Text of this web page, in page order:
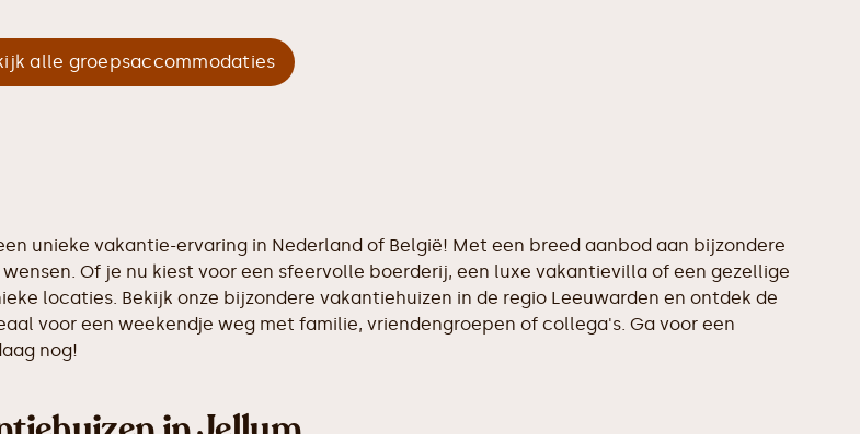
alle groepsaccommodaties
unieke vakantie-ervaring in Nederland of België! Met een breed aanbod aan bijzondere
Of je nu kiest voor een sfeervolle boerderij, een luxe vakantievilla of een gezellige
locaties. Bekijk onze bijzondere vakantiehuizen in de regio Leeuwarden en ontdek de
voor een weekendje weg met familie, vriendengroepen of collega's. Ga voor een
nog!